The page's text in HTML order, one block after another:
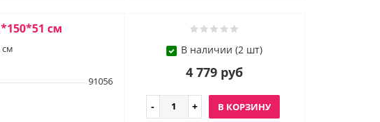
см
см
91056
В наличии (2 шт)
4 779 руб
В КОРЗИНУ